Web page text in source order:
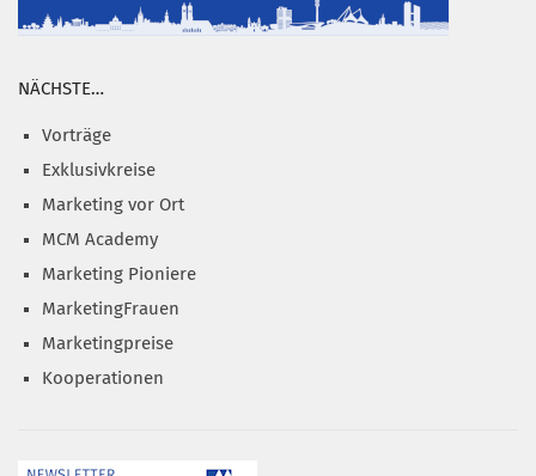
NÄCHSTE…
Vorträge
Exklusivkreise
Marketing vor Ort
MCM Academy
Marketing Pioniere
MarketingFrauen
Marketingpreise
Kooperationen